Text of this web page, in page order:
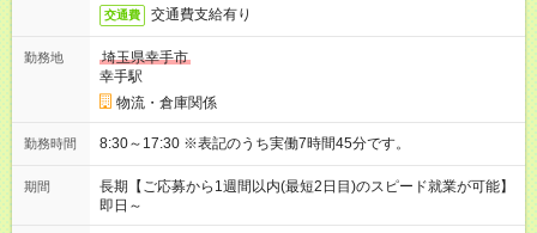
交通費 交通費支給有り
勤務地
埼玉県幸手市
幸手駅
物流・倉庫関係
勤務時間 8:30～17:30 ※表記のうち実働7時間45分です。
期間
長期【ご応募から1週間以内(最短2日目)のスピード就業が可能】
即日～